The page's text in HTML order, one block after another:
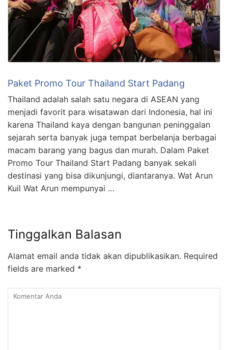
Paket Promo Tour Thailand Start Padang
Thailand adalah salah satu negara di ASEAN yang
menjadi favorit para wisatawan dari Indonesia, hal ini
karena Thailand kaya dengan bangunan peninggalan
sejarah serta banyak juga tempat berbelanja berbagai
macam barang yang bagus dan murah. Dalam Paket
Promo Tour Thailand Start Padang banyak sekali
destinasi yang bisa dikunjungi, diantaranya. Wat Arun
Kuil Wat Arun mempunyai …
Tinggalkan Balasan
Alamat email anda tidak akan dipublikasikan. Required
fields are marked *